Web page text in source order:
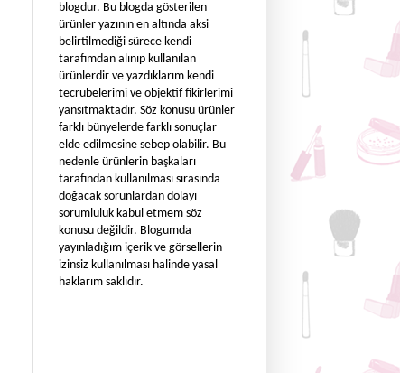
blogdur. Bu blogda gösterilen
ürünler yazının en altında aksi
belirtilmediği sürece kendi
tarafımdan alınıp kullanılan
ürünlerdir ve yazdıklarım kendi
tecrübelerimi ve objektif fikirlerimi
yansıtmaktadır. Söz konusu ürünler
farklı bünyelerde farklı sonuçlar
elde edilmesine sebep olabilir. Bu
nedenle ürünlerin başkaları
tarafından kullanılması sırasında
doğacak sorunlardan dolayı
sorumluluk kabul etmem söz
konusu değildir. Blogumda
yayınladığım içerik ve görsellerin
izinsiz kullanılması halinde yasal
haklarım saklıdır.